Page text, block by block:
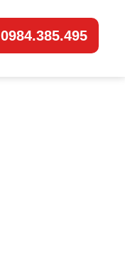
0984.385.495